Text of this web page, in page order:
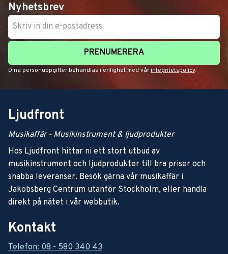
Nyhetsbrev
PRENUMERERA
Dina personuppgifter behandlas i enlighet med vår integritetspolicy.
Ljudfront
Musikaffär - Musikinstrument & ljudprodukter
Hos Ljudfront hittar ni ett stort utbud av
musikinstrument och ljudprodukter till bra priser och
snabba leveranser. Besök gärna vår musikaffär i
Jakobsberg Centrum utanför Stockholm, eller handla
direkt på nätet i vår webbutik.
Kontakt
Telefon: 08 - 580 340 43